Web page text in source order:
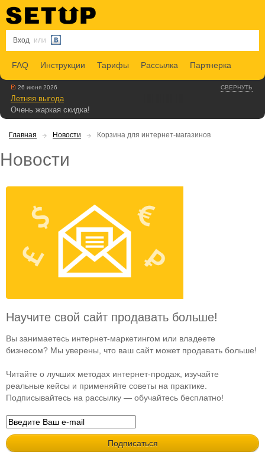
Вход или
FAQ Инструкции Тарифы Рассылка Партнерка
СВЕРНУТЬ
26 июня 2026
Летняя выгода
Очень жаркая скидка!
Главная Новости Корзина для интернет-магазинов
Новости
Научите свой сайт продавать больше!
Вы занимаетесь интернет-маркетингом или владеете
бизнесом? Мы уверены, что ваш сайт может продавать больше!
Читайте о лучших методах интернет-продаж, изучайте
реальные кейсы и применяйте советы на практике.
Подписывайтесь на рассылку — обучайтесь бесплатно!